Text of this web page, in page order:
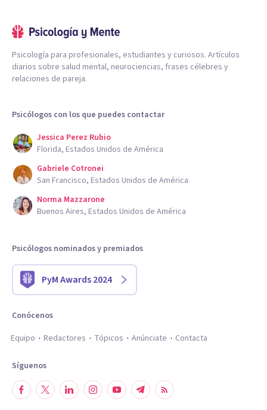
Psicología para profesionales, estudiantes y curiosos. Artículos
diarios sobre salud mental, neurociencias, frases célebres y
relaciones de pareja.
Psicólogos con los que puedes contactar
Jessica Perez Rubio
Florida, Estados Unidos de América
Gabriele Cotronei
San Francisco, Estados Unidos de América
Norma Mazzarone
Buenos Aires, Estados Unidos de América
Psicólogos nominados y premiados
PyM Awards 2024
Conócenos
Equipo
Redactores Tópicos Anúnciate Contacta
Síguenos